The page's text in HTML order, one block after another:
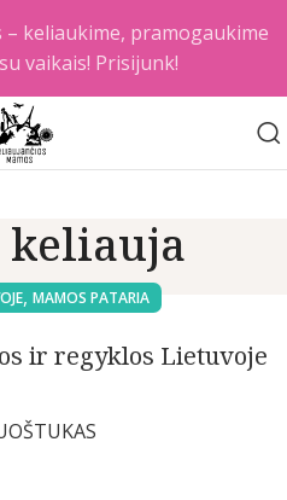
keliauja
, MAMOS PATARIA
ir regyklos Lietuvoje
keliaukime, pramogaukime
vaikais! Prisijunk!